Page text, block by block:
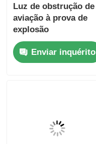
Luz de obstrução de
aviação à prova de
explosão
Enviar inquérito